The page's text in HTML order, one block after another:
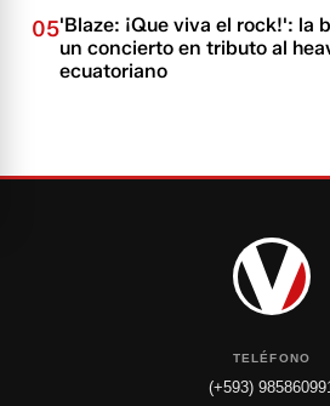
05'Blaze: ¡Que viva el rock!': la
un concierto en tributo al
ecuatoriano
TELÉFONO
(+593)